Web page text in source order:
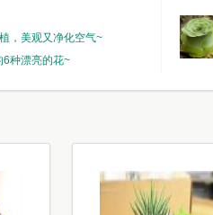
，美观又净化空气~
6种漂亮的花~